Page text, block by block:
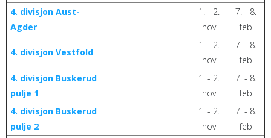
4. divisjon Aust-
Agder
1. - 2.
nov
7. - 8.
feb
4. divisjon Vestfold
1. - 2.
nov
7. - 8.
feb
4. divisjon Buskerud
pulje 1
1. - 2.
nov
7. - 8.
feb
4. divisjon Buskerud
pulje 2
1. - 2.
nov
7. - 8.
feb